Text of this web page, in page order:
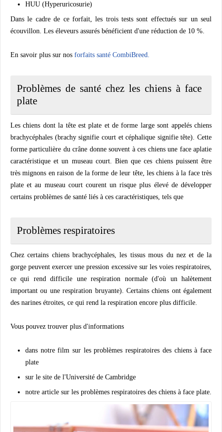
HUU (Hyperuricosurie)
Dans le cadre de ce forfait, les trois tests sont effectués sur un seul
écouvillon. Les éleveurs assurés bénéficient d'une réduction de 10 %.
En savoir plus sur nos forfaits santé CombiBreed.
Problèmes de santé chez les chiens à face
plate
Les chiens dont la tête est plate et de forme large sont appelés chiens
brachycéphales (brachy signifie court et céphalique signifie tête). Cette
forme particulière du crâne donne souvent à ces chiens une face aplatie
caractéristique et un museau court. Bien que ces chiens puissent être
très mignons en raison de la forme de leur tête, les chiens à la face très
plate et au museau court courent un risque plus élevé de développer
certains problèmes de santé liés à ces caractéristiques, tels que
Problèmes respiratoires
Chez certains chiens brachycéphales, les tissus mous du nez et de la
gorge peuvent exercer une pression excessive sur les voies respiratoires,
ce qui rend difficile une respiration normale (d'où un halètement
important ou une respiration bruyante). Certains chiens ont également
des narines étroites, ce qui rend la respiration encore plus difficile.
Vous pouvez trouver plus d'informations
dans notre film sur les problèmes respiratoires des chiens à face
plate
sur le site de l'Université de Cambridge
notre article sur les problèmes respiratoires des chiens à face plate.